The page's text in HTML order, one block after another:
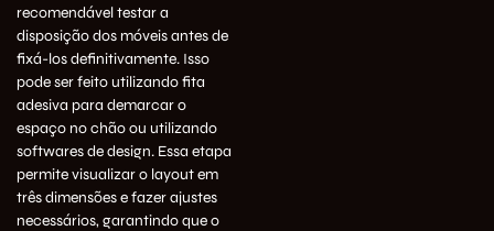
recomendável testar a
disposição dos móveis antes de
fixá-los definitivamente. Isso
pode ser feito utilizando fita
adesiva para demarcar o
espaço no chão ou utilizando
softwares de design. Essa etapa
permite visualizar o layout em
três dimensões e fazer ajustes
necessários, garantindo que o